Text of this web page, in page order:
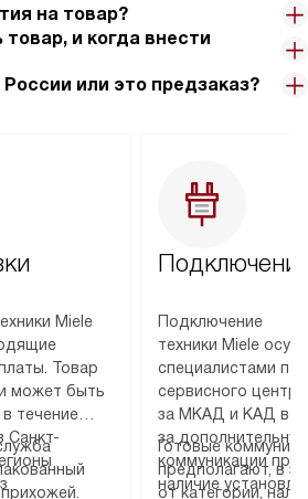
на товар?
и когда внести
России или это предзаказ?
Miele
Товар
может быть
течение
Санкт-
Подключение
техники Miele
специалистами
сервисного
за МКАД и КАД
за
коммуникации
наличие
Готовые
предполагают, в
от категории,